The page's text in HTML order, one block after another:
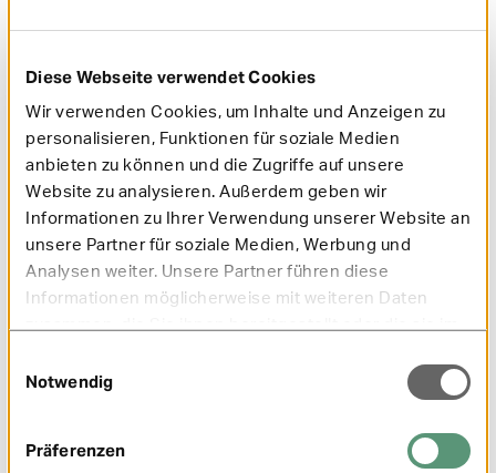
Diese Webseite verwendet Cookies
Wir verwenden Cookies, um Inhalte und Anzeigen zu
personalisieren, Funktionen für soziale Medien
anbieten zu können und die Zugriffe auf unsere
Website zu analysieren. Außerdem geben wir
Informationen zu Ihrer Verwendung unserer Website an
unsere Partner für soziale Medien, Werbung und
Analysen weiter. Unsere Partner führen diese
Informationen möglicherweise mit weiteren Daten
Notwendig
Präferenzen
Generell richtet sich das Sozialversicherungsrecht bei
die Tätigkeit ausgeübt wird. Im Falle einer Entsendung
Arbeitnehmer und Selbstständigen allerdings weiterhin
die Deutschen Rechtsvorschriften zur
Sozialversicherung bestehen bleiben. Das betrifft damit
auch die bestehende Mitgliedschaft bei der
Krankenkasse sowie, für die Arbeitnehmer,
durchgehende Versicherungszeiten beim zuständigen
Rentenversicherungsträger und der Agentur für Arbeit.
Es gibt allerdings unterschiedliche Voraussetzungen die
davon abhängen, ob es sich um eine Entsendung
in einen
ins vertragslose Ausland (Entsendungen außerhalb
handelt. Näher Informationen zu den unterschiedlichen